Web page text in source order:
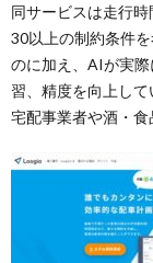
同サービスは走行
30以上の制約条件
のに加え、AIが実
習、精度を向上し
宅配事業者や酒・食